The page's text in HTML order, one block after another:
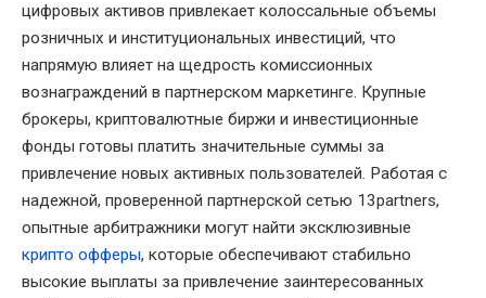
цифровых активов привлекает колоссальные объемы
розничных и институциональных инвестиций, что
напрямую влияет на щедрость комиссионных
вознаграждений в партнерском маркетинге. Крупные
брокеры, криптовалютные биржи и инвестиционные
фонды готовы платить значительные суммы за
привлечение новых активных пользователей. Работая с
надежной, проверенной партнерской сетью 13partners,
опытные арбитражники могут найти эксклюзивные
крипто офферы, которые обеспечивают стабильно
высокие выплаты за привлечение заинтересованных